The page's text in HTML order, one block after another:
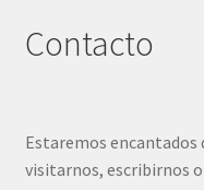
Contacto
Estaremos encantados
visitarnos, escribirnos